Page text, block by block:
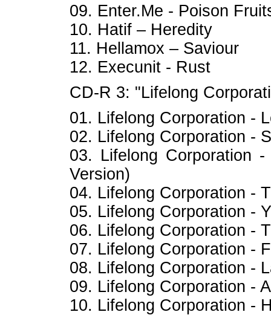
09. Enter.Me - Poison
10. Hatif – Heredity
11. Hellamox – Saviour
12. Execunit - Rust
CD-R 3: "Lifelong
01. Lifelong Corporation -
02. Lifelong Corporation -
03. Lifelong Corporation
Version)
04. Lifelong Corporation -
05. Lifelong Corporation -
06. Lifelong Corporation -
07. Lifelong Corporation -
08. Lifelong Corporation -
09. Lifelong Corporation -
10. Lifelong Corporation -